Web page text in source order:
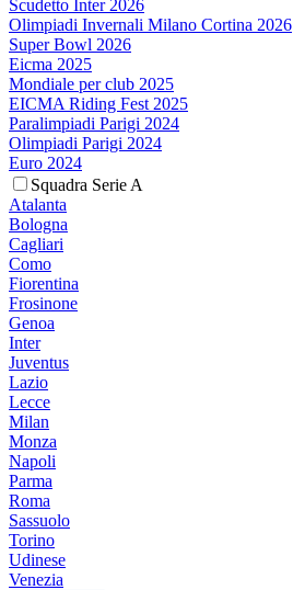
Scudetto Inter 2026
Olimpiadi Invernali Milano Cortina 2026
Super Bowl 2026
Eicma 2025
Mondiale per club 2025
EICMA Riding Fest 2025
Paralimpiadi Parigi 2024
Olimpiadi Parigi 2024
Euro 2024
Squadra Serie A
Atalanta
Bologna
Cagliari
Como
Fiorentina
Frosinone
Genoa
Inter
Juventus
Lazio
Lecce
Milan
Monza
Napoli
Parma
Roma
Sassuolo
Torino
Udinese
Venezia